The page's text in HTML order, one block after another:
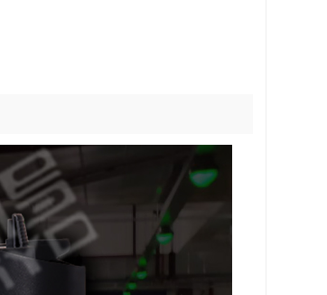
一体前置探测器